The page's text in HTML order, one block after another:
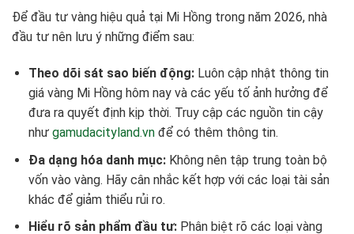
Để đầu tư vàng hiệu quả tại Mi Hồng trong năm 2026, nhà
đầu tư nên lưu ý những điểm sau:
Theo dõi sát sao biến động:Luôn cập nhật thông tin
giá vàng Mi Hồng hôm nay và các yếu tố ảnh hưởng để
đưa ra quyết định kịp thời. Truy cập các nguồn tin cậy
như gamudacityland.vnđể có thêm thông tin.
Đa dạng hóa danh mục:Không nên tập trung toàn bộ
vốn vào vàng. Hãy cân nhắc kết hợp với các loại tài sản
khác để giảm thiểu rủi ro.
Hiểu rõ sản phẩm đầu tư:Phân biệt rõ các loại vàng